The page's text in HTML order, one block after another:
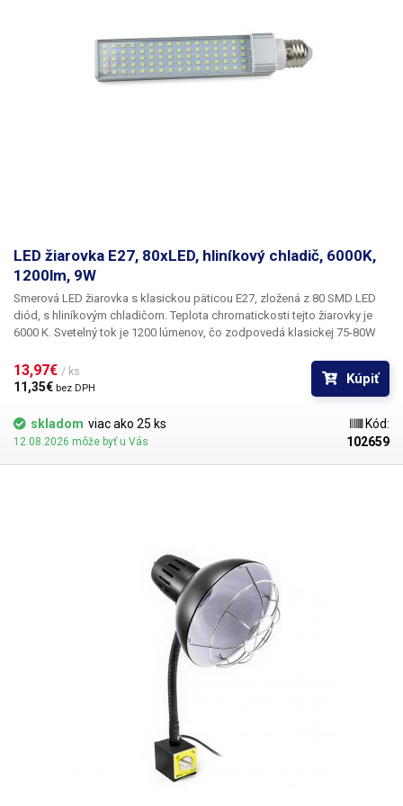
LED žiarovka E27, 80xLED, hliníkový chladič, 6000K,
1200lm, 9W
Smerová LED žiarovka s klasickou päticou E27, zložená z 80 SMD LED
diód, s hliníkovým chladičom. Teplota chromatickosti tejto žiarovky je
6000 K. Svetelný tok je 1200 lúmenov, čo zodpovedá klasickej 75-80W
podobe príkonu len 9 W. Táto LED žiarovka s rozložením LED diód je
vhodná najmä na špecifické aplikácie, kde je potrebné svetlo usmerniť a
Uhol vyžarovania tejto žiarovky je 180°. Je
preto vhodná najmä pre pracovné lampy, ktoré majú objímku bez krytu
alebo objímku na boku. Tu táto žiarovka poskytne viac než dostatočné
svetlo na osvetlenie celého pracovného priestoru. Puzdro žiarovky tvorí
masívny hliníkový chladič, ktorý dobre vyzerá a dokonale chladí žiarovku.
13,97€ / ks
11,35€ bez DPH
Kúpiť
skladom viac ako 25 ks
12.08.2026 môže byť u Vás
Kód:
102659